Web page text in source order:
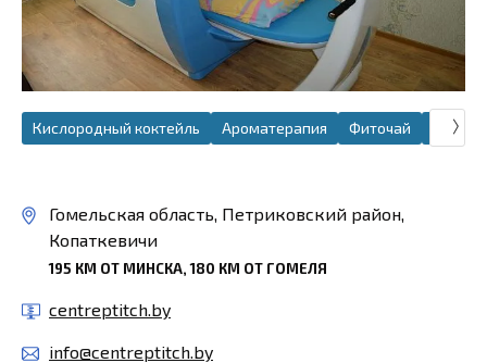
Кислородный коктейль Ароматерапия Фиточай
Гомельская область, Петриковский район,
Копаткевичи
195 КМ ОТ МИНСКА, 180 КМ ОТ ГОМЕЛЯ
centreptitch.by
info@centreptitch.by